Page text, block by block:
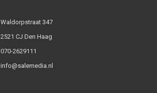
Waldorpstraat 347
2521 CJ Den Haag
070-2629111
info@salemedia.nl